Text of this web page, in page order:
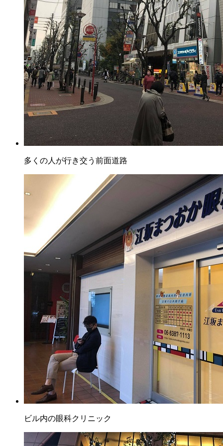
多くの人が行き交う前面道路
ビル内の眼科クリニック